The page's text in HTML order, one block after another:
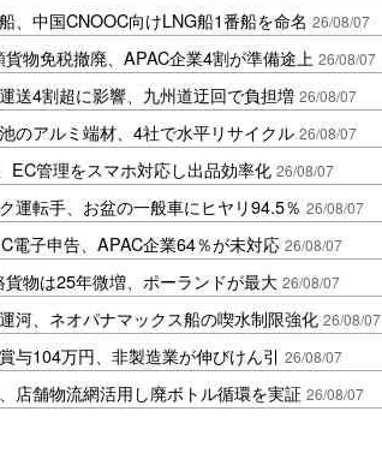
、中国CNOOC向けLNG船1番船を命名 26/08/07
貨物免税撤廃、APAC企業4割が準備途上 26/08/07
送4割超に影響、九州道迂回で負担増 26/08/07
のアルミ端材、4社で水平リサイクル 26/08/07
EC管理をスマホ対応し出品効率化 26/08/07
運転手、お盆の一般車にヒヤリ94.5％ 26/08/07
電子申告、APAC企業64％が未対応 26/08/07
貨物は25年微増、ポーランドが最大 26/08/07
河、ネオパナマックス船の喫水制限強化 26/08/07
与104万円、非製造業が伸びけん引 26/08/07
店舗物流網活用し廃ボトル循環を実証 26/08/07